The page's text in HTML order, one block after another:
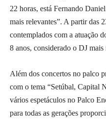
22 horas, está Fernando
mais relevantes”. A partir das
contemplados com a atuação
8 anos, considerado o DJ
Além dos concertos no palco
com o tema “Setúbal, Capital
vários espetáculos no Palco
para todas as gerações